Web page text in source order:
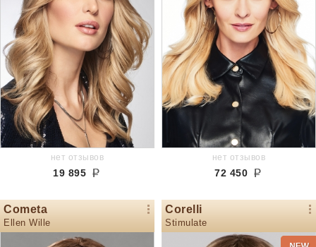
нет отзывов
19 895
нет отзывов
72 450
Cometa
Ellen Wille
Corelli
Stimulate